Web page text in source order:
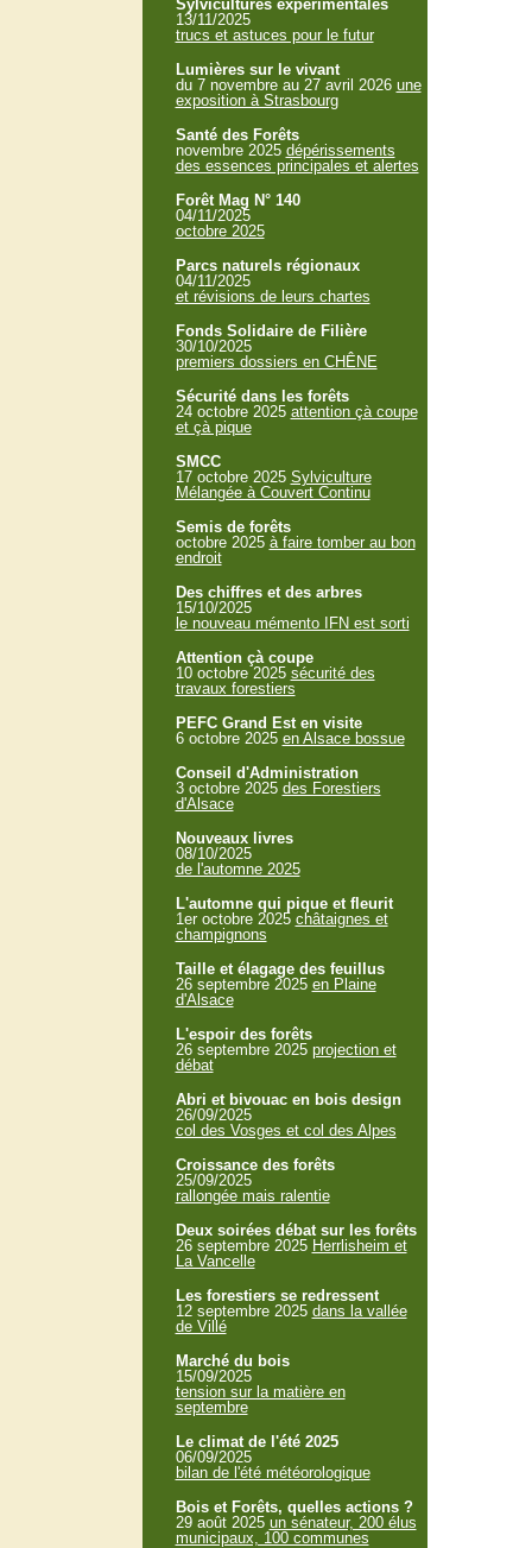
Sylvicultures expérimentales
13/11/2025
trucs et astuces pour le futur
Lumières sur le vivant
du 7 novembre au 27 avril 2026 une
exposition à Strasbourg
Santé des Forêts
novembre 2025 dépérissements
des essences principales et alertes
Forêt Mag N° 140
04/11/2025
octobre 2025
Parcs naturels régionaux
04/11/2025
et révisions de leurs chartes
Fonds Solidaire de Filière
30/10/2025
premiers dossiers en CHÊNE
Sécurité dans les forêts
24 octobre 2025 attention çà coupe
et çà pique
SMCC
17 octobre 2025 Sylviculture
Mélangée à Couvert Continu
Semis de forêts
octobre 2025 à faire tomber au bon
endroit
Des chiffres et des arbres
15/10/2025
le nouveau mémento IFN est sorti
Attention çà coupe
10 octobre 2025 sécurité des
travaux forestiers
PEFC Grand Est en visite
6 octobre 2025 en Alsace bossue
Conseil d'Administration
3 octobre 2025 des Forestiers
d'Alsace
Nouveaux livres
08/10/2025
de l'automne 2025
L'automne qui pique et fleurit
1er octobre 2025 châtaignes et
champignons
Taille et élagage des feuillus
26 septembre 2025 en Plaine
d'Alsace
L'espoir des forêts
26 septembre 2025 projection et
débat
Abri et bivouac en bois design
26/09/2025
col des Vosges et col des Alpes
Croissance des forêts
25/09/2025
rallongée mais ralentie
Deux soirées débat sur les forêts
26 septembre 2025 Herrlisheim et
La Vancelle
Les forestiers se redressent
12 septembre 2025 dans la vallée
de Villé
Marché du bois
15/09/2025
tension sur la matière en
septembre
Le climat de l'été 2025
06/09/2025
bilan de l'été météorologique
Bois et Forêts, quelles actions ?
29 août 2025 un sénateur, 200 élus
municipaux, 100 communes